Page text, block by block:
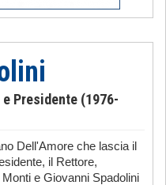
Presidente (1976-
Dell'Amore che lascia il
il Rettore,
e Giovanni Spadolini